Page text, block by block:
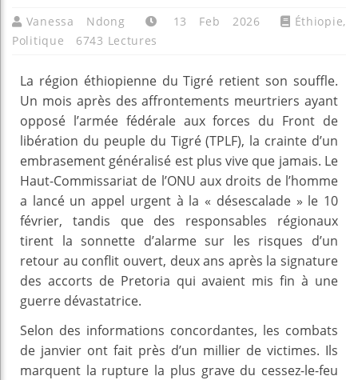
Vanessa Ndong 13 Feb 2026 Éthiopie,
Politique
6743 Lectures
La région éthiopienne du Tigré retient son souffle.
Un mois après des affrontements meurtriers ayant
opposé l’armée fédérale aux forces du Front de
libération du peuple du Tigré (TPLF), la crainte d’un
embrasement généralisé est plus vive que jamais. Le
Haut-Commissariat de l’ONU aux droits de l’homme
a lancé un appel urgent à la « désescalade » le 10
février, tandis que des responsables régionaux
tirent la sonnette d’alarme sur les risques d’un
retour au conflit ouvert, deux ans après la signature
des accorts de Pretoria qui avaient mis fin à une
guerre dévastatrice.
Selon des informations concordantes, les combats
de janvier ont fait près d’un millier de victimes. Ils
marquent la rupture la plus grave du cessez-le-feu